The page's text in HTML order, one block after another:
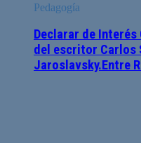
Pedagogía
Declarar de
del escritor Carlos
Jaroslavsky.Entre